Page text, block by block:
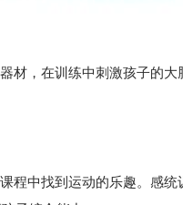
，在训练中刺激孩子的大
中找到运动的乐趣。感统